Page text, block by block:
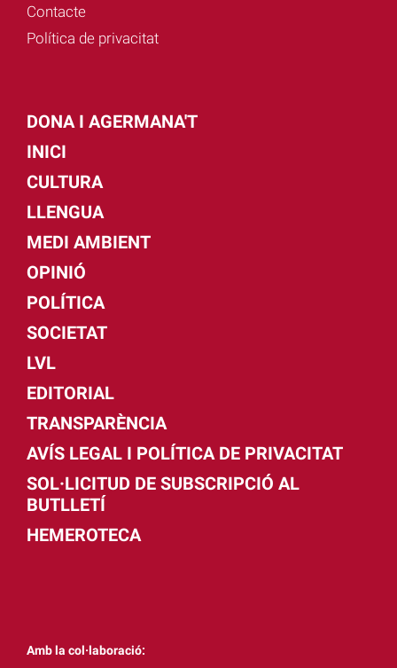
Contacte
Política de privacitat
DONA I AGERMANA'T
INICI
CULTURA
LLENGUA
MEDI AMBIENT
OPINIÓ
POLÍTICA
SOCIETAT
LVL
EDITORIAL
TRANSPARÈNCIA
AVÍS LEGAL I POLÍTICA DE PRIVACITAT
SOL·LICITUD DE SUBSCRIPCIÓ AL
BUTLLETÍ
HEMEROTECA
Amb la col·laboració: